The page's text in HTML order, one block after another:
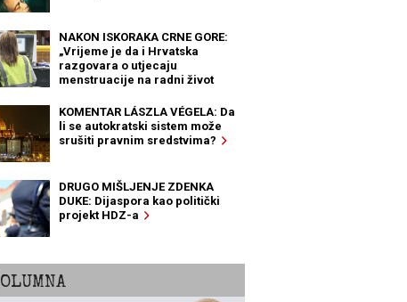
NAKON ISKORAKA CRNE GORE:
„Vrijeme je da i Hrvatska
razgovara o utjecaju
menstruacije na radni život
KOMENTAR LÁSZLA VÉGELA: Da
li se autokratski sistem može
srušiti pravnim sredstvima?
DRUGO MIŠLJENJE ZDENKA
DUKE: Dijaspora kao politički
projekt HDZ-a
KOLUMNA